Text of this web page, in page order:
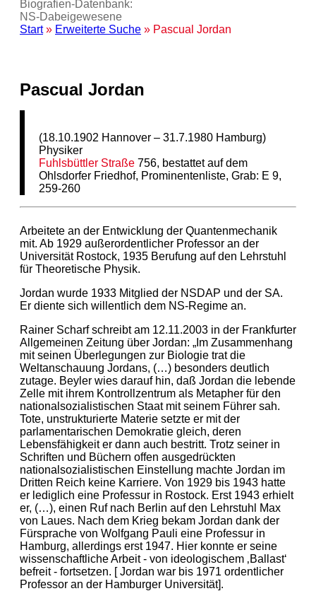
Biografien-Datenbank:
NS‑Dabeigewesene
Start» Erweiterte Suche » Pascual Jordan
Pascual Jordan
(18.10.1902 Hannover – 31.7.1980 Hamburg)
Physiker
Fuhlsbüttler Straße 756, bestattet auf dem
Ohlsdorfer Friedhof, Prominentenliste, Grab: E 9,
259-260
Arbeitete an der Entwicklung der Quantenmechanik
mit. Ab 1929 außerordentlicher Professor an der
Universität Rostock, 1935 Berufung auf den Lehrstuhl
für Theoretische Physik.
Jordan wurde 1933 Mitglied der NSDAP und der SA.
Er diente sich willentlich dem NS-Regime an.
Rainer Scharf schreibt am 12.11.2003 in der Frankfurter
Allgemeinen Zeitung über Jordan: „Im Zusammenhang
mit seinen Überlegungen zur Biologie trat die
Weltanschauung Jordans, (…) besonders deutlich
zutage. Beyler wies darauf hin, daß Jordan die lebende
Zelle mit ihrem Kontrollzentrum als Metapher für den
nationalsozialistischen Staat mit seinem Führer sah.
Tote, unstrukturierte Materie setzte er mit der
parlamentarischen Demokratie gleich, deren
Lebensfähigkeit er dann auch bestritt. Trotz seiner in
Schriften und Büchern offen ausgedrückten
nationalsozialistischen Einstellung machte Jordan im
Dritten Reich keine Karriere. Von 1929 bis 1943 hatte
er lediglich eine Professur in Rostock. Erst 1943 erhielt
er, (…), einen Ruf nach Berlin auf den Lehrstuhl Max
von Laues. Nach dem Krieg bekam Jordan dank der
Fürsprache von Wolfgang Pauli eine Professur in
Hamburg, allerdings erst 1947. Hier konnte er seine
wissenschaftliche Arbeit - von ideologischem ‚Ballast‘
befreit - fortsetzen. [ Jordan war bis 1971 ordentlicher
Professor an der Hamburger Universität].